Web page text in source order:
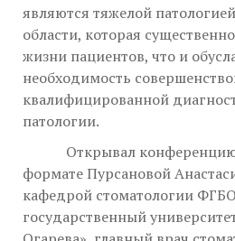
являются тяжелой
области, которая
жизни пациентов, что и
необходимость
квалифицированной
патологии.
Открывал конференцию
формате Пурсановой
кафедрой стоматологии
государственный